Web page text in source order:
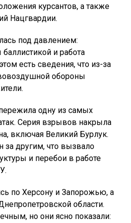
курсантов, а также
Нацгвардии.
под давлением:
и работа
есть сведения, что из-за
обороны
одну из самых
Серия взрывов накрыла
включая Великий Бурлук.
за другим, что вызвало
и перебои в работе
по Херсону и Запорожью, а
области.
но они ясно показали: